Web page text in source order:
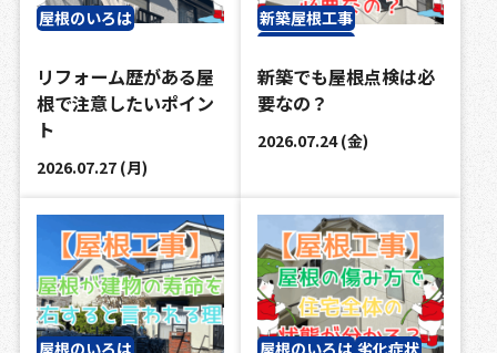
リフォーム歴がある屋
根で注意したいポイン
ト
2026.07.27 (月)
屋根のいろは
新築でも屋根点検は必
要なの？
2026.07.24 (金)
新築屋根工事
屋根のいろは